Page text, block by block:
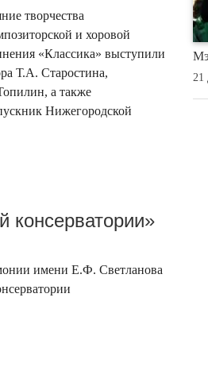
творчества
и хоровой
«Классика» выступили
Т.А. Старостина,
а также
Нижегородской
консерватории»
имени Е.Ф. Светланова
21